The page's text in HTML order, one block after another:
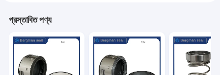
প্রস্তাবিত পণ্য